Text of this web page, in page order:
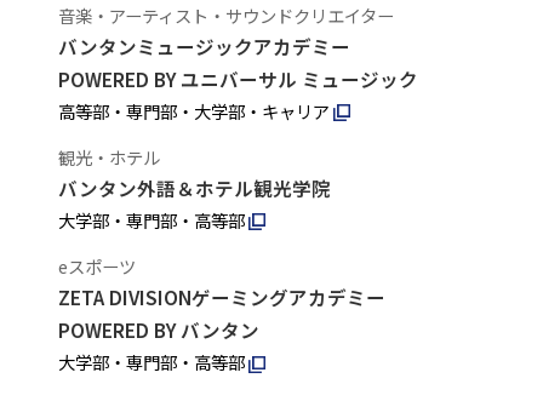
音楽・アーティスト・サウンドクリエイター
バンタンミュージックアカデミー
POWERED BY ユニバーサル ミュージック
高等部・専門部・大学部・キャリア
観光・ホテル
バンタン外語＆ホテル観光学院
大学部・専門部・高等部
eスポーツ
ZETA DIVISIONゲーミングアカデミー
POWERED BY バンタン
大学部・専門部・高等部